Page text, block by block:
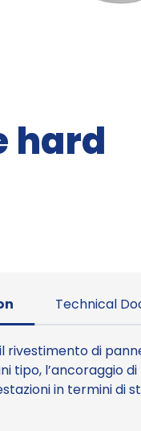
hard
Technical
rivestimento di
tipo, l’ancoraggio
in termini di